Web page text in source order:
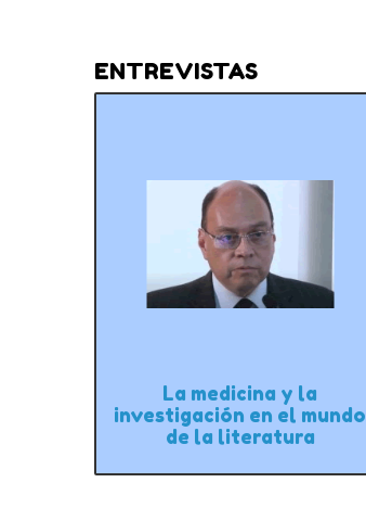
ENTREVISTAS
La medicina y la
investigación en el mundo
de la literatura